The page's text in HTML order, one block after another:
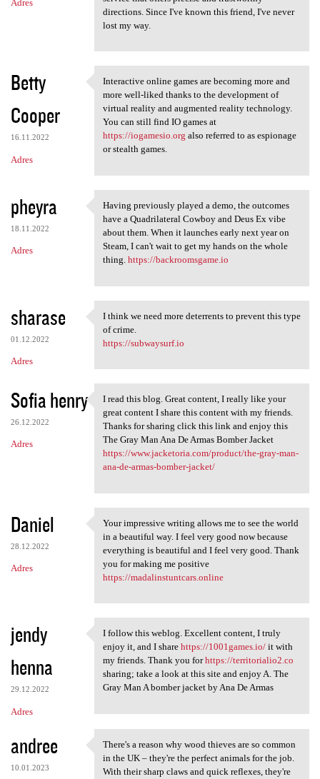
Adres
directions. Since I've known this friend, I've never
lost my way.
Betty
Cooper
16.11.2022
Adres
Interactive online games are
Interactive online games are becoming more and
more well-liked thanks to the development of
virtual reality and augmented reality technology.
You can still find IO games at
https://iogamesio.org also referred to as espionage
or stealth games.
pheyra
18.11.2022
Adres
Having previously played a
Having previously played a demo, the outcomes
have a Quadrilateral Cowboy and Deus Ex vibe
about them. When it launches early next year on
Steam, I can't wait to get my hands on the whole
thing. https://backroomsgame.io
sharase
01.12.2022
Adres
I think we need more
I think we need more deterrents to prevent this type
of crime.
https://subwaysurf.io
Sofia henry
26.12.2022
Adres
I read this blog. Great
I read this blog. Great content, I really like your
great content I share this content with my friends.
Thanks for sharing click this link and enjoy this
The Gray Man Ana De Armas Bomber Jacket
https://www.jacketoria.com/product/the-gray-man-
ana-de-armas-bomber-jacket/
Daniel
28.12.2022
Adres
Your impressive writing
Your impressive writing allows me to see the world
in a beautiful way. I feel very good now because
everything is beautiful and I feel very good. Thank
you for making me positive
https://madalinstuntcars.online
jendy
henna
29.12.2022
Adres
I follow this weblog.
I follow this weblog. Excellent content, I truly
enjoy it, and I share https://1001games.io/it with
my friends. Thank you forhttps://territorialio2.co
sharing; take a look at this site and enjoy A. The
Gray Man A bomber jacket by Ana De Armas
andree
10.01.2023
There's a reason why wood
There's a reason why wood thieves are so common
in the UK – they're the perfect animals for the job.
With their sharp claws and quick reflexes, they're